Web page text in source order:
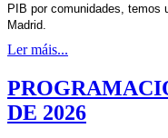
PIB por comunidades, temos
Madrid.
Ler máis...
DE 2026